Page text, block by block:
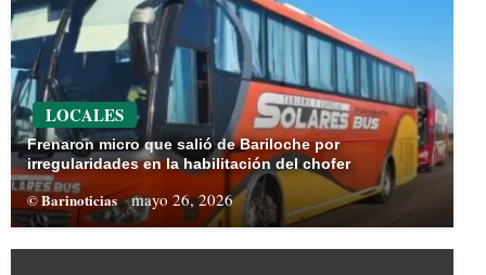
LOCALES
Frenaron micro que salió de Bariloche por
irregularidades en la habilitación del chofer
© Barinoticias mayo 26, 2026